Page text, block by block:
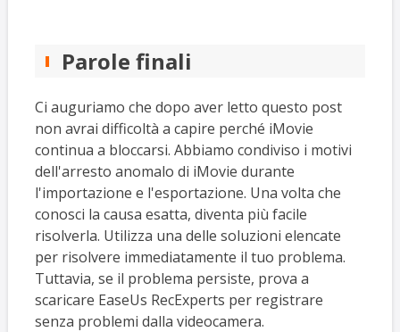
Parole finali
Ci auguriamo che dopo aver letto questo post
non avrai difficoltà a capire perché iMovie
continua a bloccarsi. Abbiamo condiviso i motivi
dell'arresto anomalo di iMovie durante
l'importazione e l'esportazione. Una volta che
conosci la causa esatta, diventa più facile
risolverla. Utilizza una delle soluzioni elencate
per risolvere immediatamente il tuo problema.
Tuttavia, se il problema persiste, prova a
scaricare EaseUs RecExperts per registrare
senza problemi dalla videocamera.